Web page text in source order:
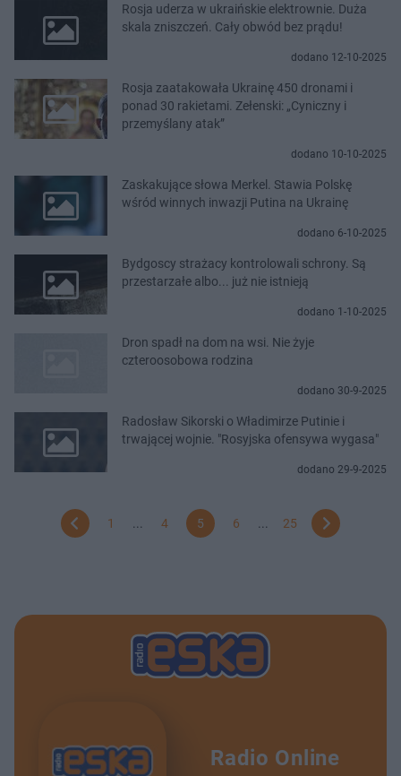
Rosja uderza w ukraińskie elektrownie. Duża
skala zniszczeń. Cały obwód bez prądu!
dodano 12-10-2025
Rosja zaatakowała Ukrainę 450 dronami i
ponad 30 rakietami. Zełenski: „Cyniczny i
przemyślany atak”
dodano 10-10-2025
Zaskakujące słowa Merkel. Stawia Polskę
wśród winnych inwazji Putina na Ukrainę
dodano 6-10-2025
Bydgoscy strażacy kontrolowali schrony. Są
przestarzałe albo... już nie istnieją
dodano 1-10-2025
Dron spadł na dom na wsi. Nie żyje
czteroosobowa rodzina
dodano 30-9-2025
Radosław Sikorski o Władimirze Putinie i
trwającej wojnie. "Rosyjska ofensywa wygasa"
dodano 29-9-2025
1 4 5 6 25
Radio Online